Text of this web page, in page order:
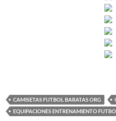
CAMISETAS FUTBOL BARATAS ORG
EQUIPACIONES ENTRENAMIENTO